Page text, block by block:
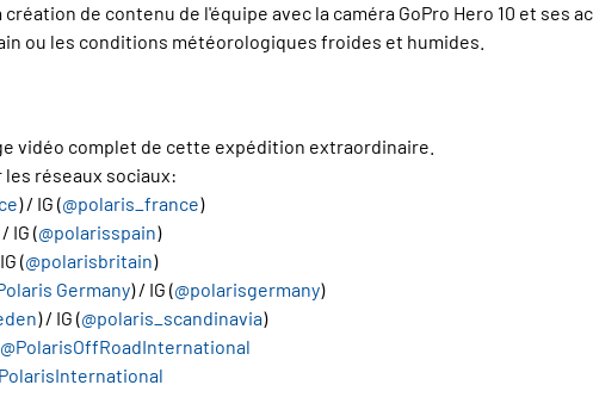
de contenu de l'équipe avec la caméra GoPro Hero 10 et
ou les conditions météorologiques froides et humides.
vidéo complet de cette expédition extraordinaire.
les réseaux sociaux:
) / IG (@polaris_france)
/ IG (@polarisspain)
(@polarisbritain)
Germany) / IG (@polarisgermany)
) / IG (@polaris_scandinavia)
@PolarisOffRoadInternational